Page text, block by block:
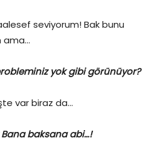
seviyorum! Bak bunu
ama…
yok gibi görünüyor?
var biraz da…
baksana abi…!